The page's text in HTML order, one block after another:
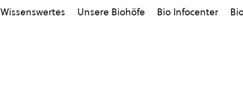
Wissenswertes Unsere Biohöfe Bio Infocenter